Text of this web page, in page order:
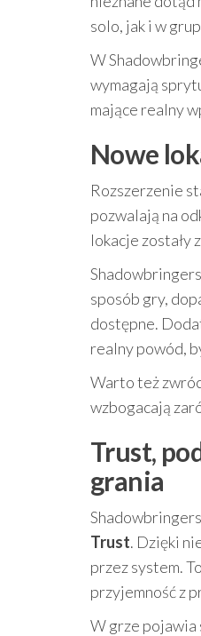
solo, jak i w
W
wymagają
mające realny
Nowe
Rozszerzenie
pozwalają na
lokacje zostały
sposób gry,
dostępne.
realny powód,
Warto też
wzbogacają
Trust,
grania
Trust. Dzięki
przez system.
przyjemność z
W grze pojawia